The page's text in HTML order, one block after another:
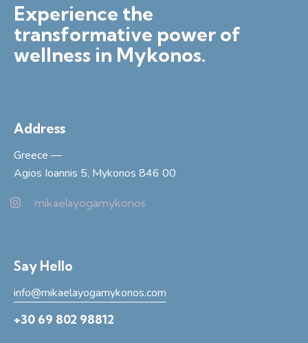
Experience the
transformative power of
wellness in Mykonos.
Address
Greece —
Agios Ioannis 5, Mykonos 846 00
mikaelayogamykonos
Say Hello
info@mikaelayogamykonos.com
+30 69 802 98812